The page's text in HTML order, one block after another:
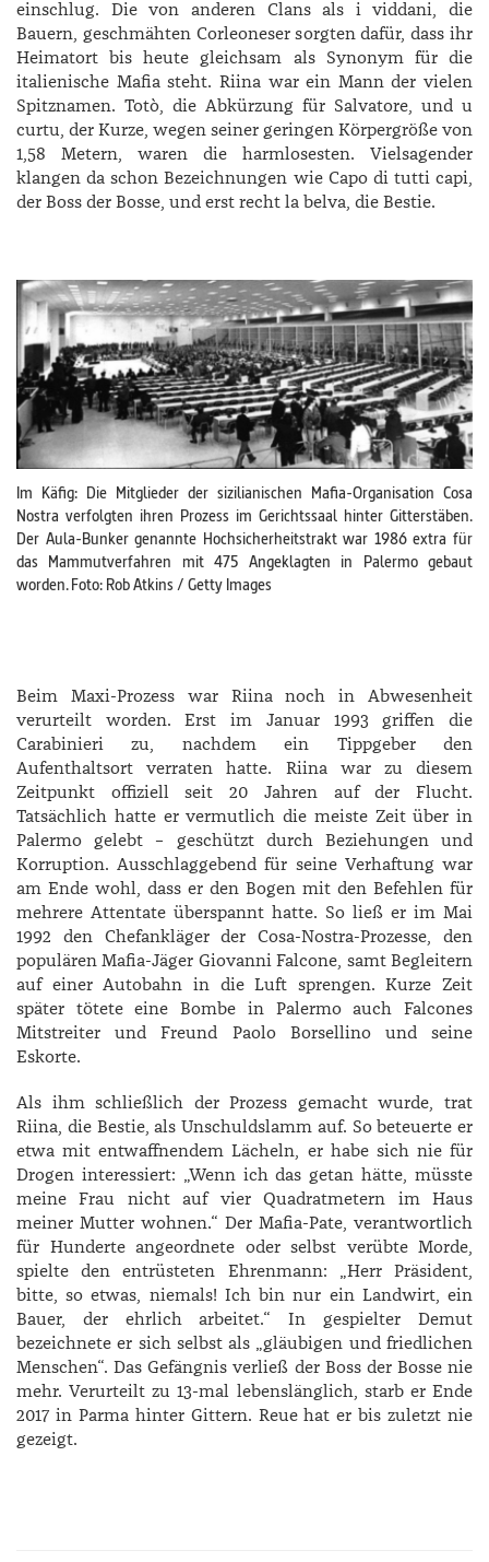
einschlug. Die von anderen Clans als i viddani, die
Bauern, geschmähten Corleoneser sorgten dafür, dass ihr
Heimatort bis heute gleichsam als Synonym für die
italienische Mafia steht. Riina war ein Mann der vielen
Spitznamen. Totò, die Abkürzung für Salvatore, und u
curtu, der Kurze, wegen seiner geringen Körpergröße von
1,58 Metern, waren die harmlosesten. Vielsagender
klangen da schon Bezeichnungen wie Capo di tutti capi,
der Boss der Bosse, und erst recht la belva, die Bestie.
Im Käfig: Die Mitglieder der sizilianischen Mafia-Organisation Cosa
Nostra verfolgten ihren Prozess im Gerichtssaal hinter Gitterstäben.
Der Aula-Bunker genannte Hochsicherheitstrakt war 1986 extra für
das Mammutverfahren mit 475 Angeklagten in Palermo gebaut
worden. Foto: Rob Atkins / Getty Images
Beim Maxi-Prozess war Riina noch in Abwesenheit
verurteilt worden. Erst im Januar 1993 griffen die
Carabinieri zu, nachdem ein Tippgeber den
Aufenthaltsort verraten hatte. Riina war zu diesem
Zeitpunkt offiziell seit 20 Jahren auf der Flucht.
Tatsächlich hatte er vermutlich die meiste Zeit über in
Palermo gelebt – geschützt durch Beziehungen und
Korruption. Ausschlaggebend für seine Verhaftung war
am Ende wohl, dass er den Bogen mit den Befehlen für
mehrere Attentate überspannt hatte. So ließ er im Mai
1992 den Chefankläger der Cosa-Nostra-Prozesse, den
populären Mafia-Jäger Giovanni Falcone, samt Begleitern
auf einer Autobahn in die Luft sprengen. Kurze Zeit
später tötete eine Bombe in Palermo auch Falcones
Mitstreiter und Freund Paolo Borsellino und seine
Eskorte.
Als ihm schließlich der Prozess gemacht wurde, trat
Riina, die Bestie, als Unschuldslamm auf. So beteuerte er
etwa mit entwaffnendem Lächeln, er habe sich nie für
Drogen interessiert: „Wenn ich das getan hätte, müsste
meine Frau nicht auf vier Quadratmetern im Haus
meiner Mutter wohnen.“ Der Mafia-Pate, verantwortlich
für Hunderte angeordnete oder selbst verübte Morde,
spielte den entrüsteten Ehrenmann: „Herr Präsident,
bitte, so etwas, niemals! Ich bin nur ein Landwirt, ein
Bauer, der ehrlich arbeitet.“ In gespielter Demut
bezeichnete er sich selbst als „gläubigen und friedlichen
Menschen“. Das Gefängnis verließ der Boss der Bosse nie
mehr. Verurteilt zu 13-mal lebenslänglich, starb er Ende
2017 in Parma hinter Gittern. Reue hat er bis zuletzt nie
gezeigt.